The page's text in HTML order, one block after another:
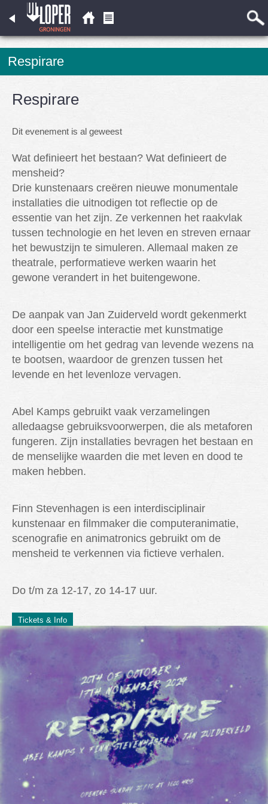
Respirare
Respirare
Dit evenement is al geweest
Wat definieert het bestaan? Wat definieert de
mensheid?
Drie kunstenaars creëren nieuwe monumentale
installaties die uitnodigen tot reflectie op de
essentie van het zijn. Ze verkennen het raakvlak
tussen technologie en het leven en streven ernaar
het bewustzijn te simuleren. Allemaal maken ze
theatrale, performatieve werken waarin het
gewone verandert in het buitengewone.
De aanpak van Jan Zuiderveld wordt gekenmerkt
door een speelse interactie met kunstmatige
intelligentie om het gedrag van levende wezens na
te bootsen, waardoor de grenzen tussen het
levende en het levenloze vervagen.
Abel Kamps gebruikt vaak verzamelingen
alledaagse gebruiksvoorwerpen, die als metaforen
fungeren. Zijn installaties bevragen het bestaan en
de menselijke waarden die met leven en dood te
maken hebben.
Finn Stevenhagen is een interdisciplinair
kunstenaar en filmmaker die computeranimatie,
scenografie en animatronics gebruikt om de
mensheid te verkennen via fictieve verhalen.
Do t/m za 12-17, zo 14-17 uur.
Tickets & Info